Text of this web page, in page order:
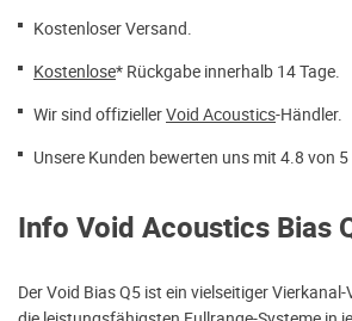
Kostenloser Versand.
Kostenlose* Rückgabe innerhalb 14 Tage.
Wir sind offiziellerVoid Acoustics-Händler.
Unsere Kunden bewerten uns mit 4.8 von 5
Info Void Acoustics Bias
Der Void Bias Q5 ist ein vielseitiger